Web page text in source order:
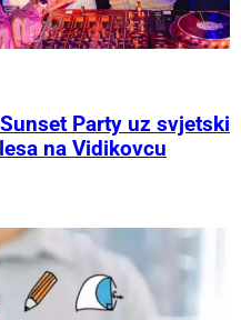
Party uz svjetski
na Vidikovcu